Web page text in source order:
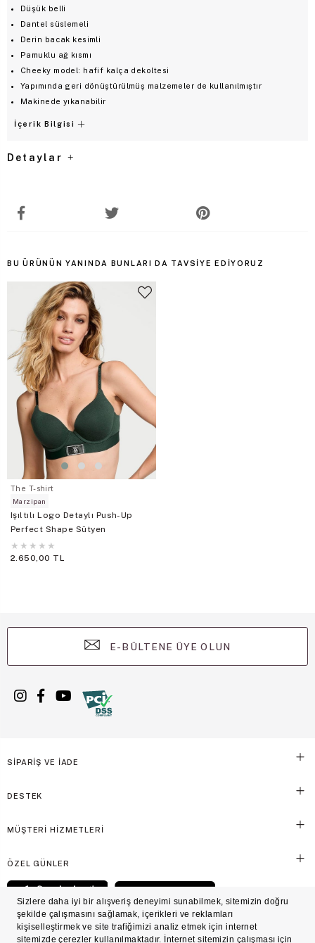
Düşük belli
Dantel süslemeli
Derin bacak kesimli
Pamuklu ağ kısmı
Cheeky model: hafif kalça dekoltesi
Yapımında geri dönüştürülmüş malzemeler de kullanılmıştır
Makinede yıkanabilir
İçerik Bilgisi
Detaylar
BU ÜRÜNÜN YANINDA BUNLARI DA TAVSIYE EDIYORUZ
The T-shirt
Marzipan
Işıltılı Logo Detaylı Push-Up
Perfect Shape Sütyen
★ ★ ★ ★ ★
2.650,00 TL
E-BÜLTENE ÜYE OLUN
SİPARİŞ VE İADE
DESTEK
MÜŞTERİ HİZMETLERİ
ÖZEL GÜNLER
© Victoria's Secret Shaya Mağazacılık A.Ş. Franchise lisansı aracılığıyla işletilen ticari